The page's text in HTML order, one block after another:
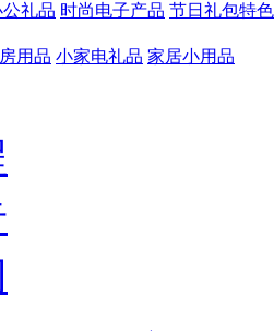
礼品 时尚电子产品 节日礼包特
用品 小家电礼品 家居小用品